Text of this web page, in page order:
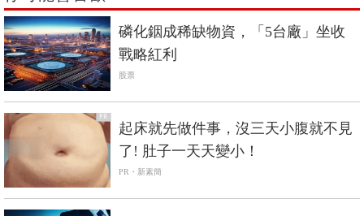
磷化銦成稀缺物資，「5台廠」坐收
戰略紅利
股票
PR
起床就先做件事，沒三天小腹就不見
了! 肚子一天天變小！
PR・新素簡